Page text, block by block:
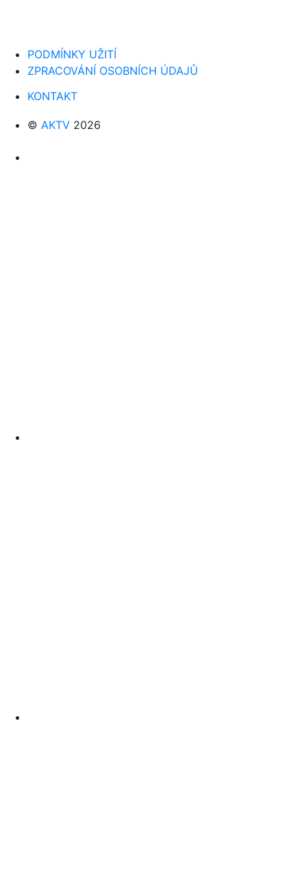
PODMÍNKY UŽITÍ
ZPRACOVÁNÍ OSOBNÍCH ÚDAJŮ
KONTAKT
© AKTV 2026